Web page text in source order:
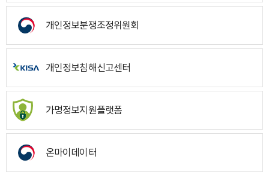
개인정보분쟁조정위원회
개인정보침해신고센터
가명정보지원플랫폼
온마이데이터